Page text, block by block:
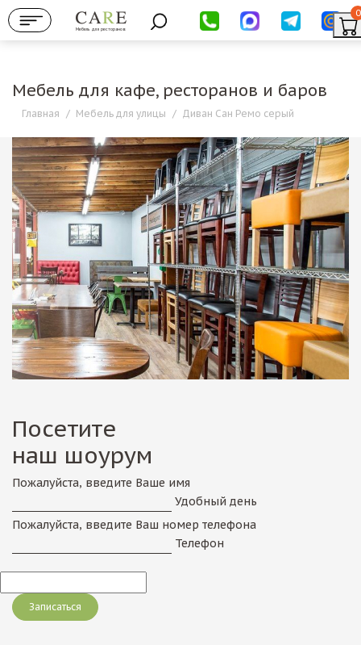
Мебель для ресторанов
0
Мебель для кафе, ресторанов и баров
Главная / Мебель для улицы / Диван Сан Ремо серый
Посетите
наш шоурум
Пожалуйста, введите Ваше имя
Удобный день
Пожалуйста, введите Ваш номер телефона
Телефон